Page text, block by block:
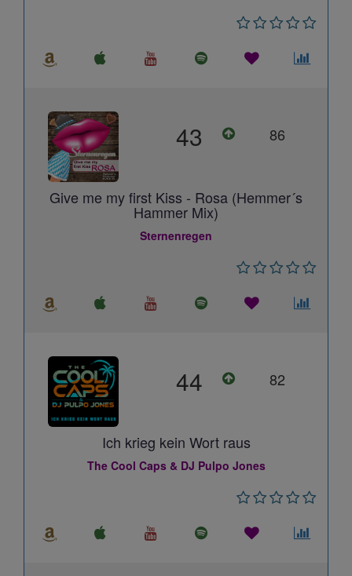
43 86
Give me my first Kiss - Rosa (Hemmer´s
Hammer Mix)
Sternenregen
44 82
Ich krieg kein Wort raus
The Cool Caps & DJ Pulpo Jones